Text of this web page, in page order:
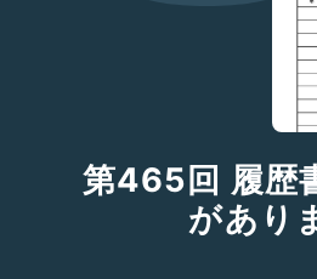
第465回 履歴
があり